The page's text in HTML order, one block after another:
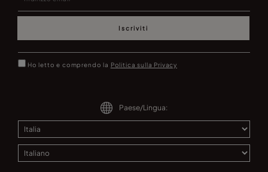
Iscriviti
Ho letto e comprendo la Politica sulla Privacy
Paese/Lingua: